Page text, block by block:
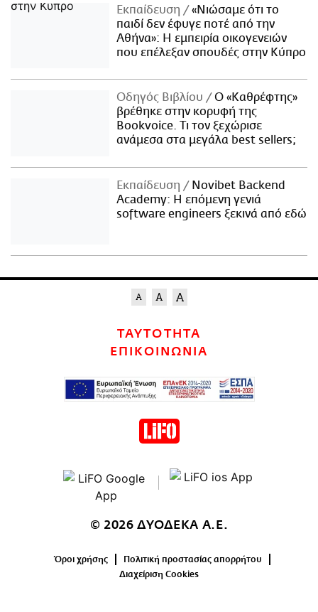
Εκπαίδευση
«Νιώσαμε ότι το
παιδί δεν έφυγε ποτέ από την
Αθήνα»: Η εμπειρία οικογενειών
που επέλεξαν σπουδές στην Κύπρο
Οδηγός Βιβλίου
Ο «Καθρέφτης»
βρέθηκε στην κορυφή της
Bookvoice. Τι τον ξεχώρισε
ανάμεσα στα μεγάλα best sellers;
Εκπαίδευση
Novibet Backend
Academy: Η επόμενη γενιά
software engineers ξεκινά από εδώ
ΤΑΥΤΟΤΗΤΑ
ΕΠΙΚΟΙΝΩΝΙΑ
© 2026 ΔΥΟΔΕΚΑ Α.Ε.
Όροι χρήσης
Πολιτική προστασίας απορρήτου
Διαχείριση Cookies